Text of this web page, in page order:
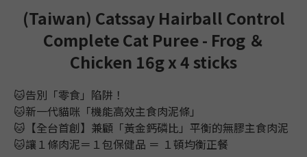
0
0
0
1
0
1
0
1
0
4
3
2
1
1
0
2
1
0
👑店長生日限量喵喵劵🎂買滿$𝟑𝟔𝟖即減$𝟐𝟖🥳結帳時輸入優惠碼
【𝐇𝐀𝐏𝐏𝐘𝐁𝐈𝐑𝐓𝐇𝐃𝐀𝐘】即可！部分產品不適用
5
4
3
0
4
3
2
:
5
4
3
2
1
0
5
4
3
2
1
0
Hours
6
5
4
3
2
0
9
8
7
6
5
2
1
0
Minutes
:
6
5
4
3
2
0
6
5
4
3
2
Seconds 限量20個
(Taiwan) Catssay Hairball Control
Complete Cat Puree - Frog ＆
Chicken 16g x 4 sticks
🐱告別「零食」陷阱！
🐱新一代貓咪「機能高效主食肉泥條」
🐱【全台首創】兼顧「黃金鈣磷比」平衡的無膠主食肉泥
🐱讓１條肉泥＝１包保健品 ＝ １頓均衡正餐